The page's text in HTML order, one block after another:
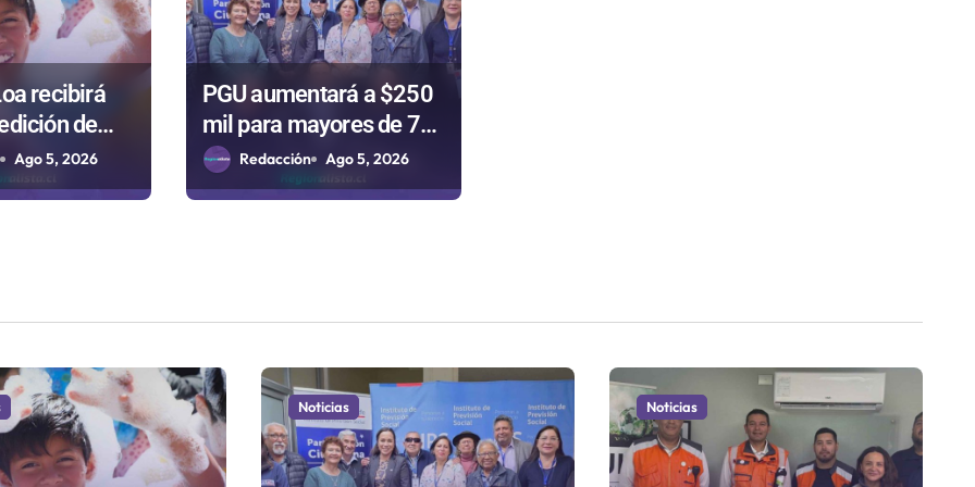
recibirá
de
celebrar
Ago 5, 2026
PGU aumentará a $250
mil para mayores de 75
años gracias a la
reforma aprobada el
Redacción Ago 5, 2026
Noticias Noticias